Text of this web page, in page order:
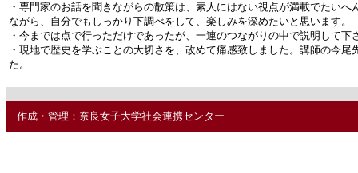
・専門家のお話を聞きながらの散策は、素人にはない視点が満載でたい
ながら、自分でもしっかり下調べをして、楽しみを深めたいと思います。
・今までは点で行っただけであったが、一連のつながりの中で説明して
・現地で歴史を学ぶことの大切さを、改めて痛感致しました。講師の今
た。
作成・管理：奈良女子大学社会連携センター